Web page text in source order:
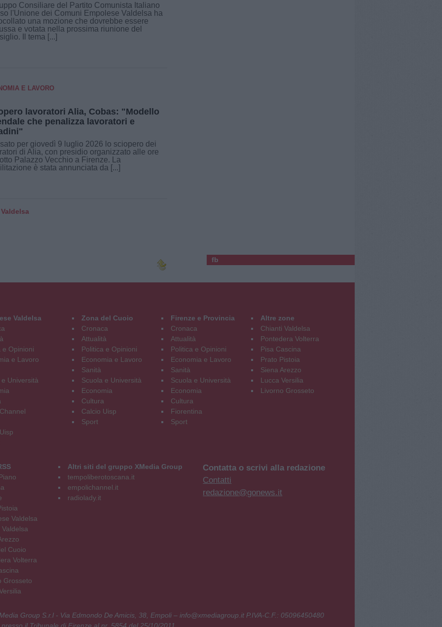
Consiliare del Partito Comunista Italiano
l'Unione dei Comuni Empolese Valdelsa ha
una mozione che dovrebbe essere
e votata nella prossima riunione del
Il tema [...]
E LAVORO
lavoratori Alia, Cobas: "Modello
che penalizza lavoratori e
per giovedì 9 luglio 2026 lo sciopero dei
di Alia, con presidio organizzato alle ore
Palazzo Vecchio a Firenze. La
è stata annunciata da [...]
fb
Valdelsa
e Opinioni
e Lavoro
e Università
Zona del Cuoio
Cronaca
Attualità
Politica e Opinioni
Economia e Lavoro
Sanità
Scuola e Università
Economia
Cultura
Calcio Uisp
Sport
Firenze e Provincia
Cronaca
Attualità
Politica e Opinioni
Economia e Lavoro
Sanità
Scuola e Università
Economia
Cultura
Fiorentina
Sport
Altre zone
Chianti Valdelsa
Pontedera Volterra
Pisa Cascina
Prato Pistoia
Siena Arezzo
Lucca Versilia
Livorno Grosseto
Valdelsa
Valdelsa
Cuoio
Volterra
Grosseto
Altri siti del gruppo XMedia Group
tempoliberotoscana.it
empolichannel.it
radiolady.it
Contatta o scrivi alla redazione
Contatti
redazione@gonews.it
Group S.r.l - Via Edmondo De Amicis, 38, Empoli – info@xmediagroup.it P.IVA-C.F.: 05096450480